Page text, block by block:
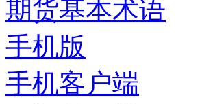
期货基本术语
手机版
手机客户端